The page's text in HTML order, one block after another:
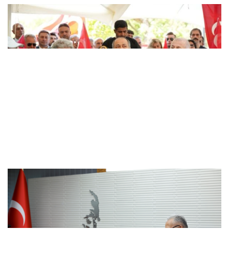
Özdağ’dan gazilere destek ziyareti
Bakan Uraloğlu’ndan Kayseri’de “Merkez-
Yerel Yönetim Uyumu” vurgusu